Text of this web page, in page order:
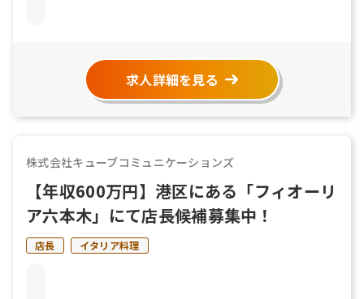
求人詳細を見る
株式会社キューブコミュニケーションズ
【年収600万円】港区にある「フィオーリ
ア六本木」にて店長候補募集中！
店長 イタリア料理